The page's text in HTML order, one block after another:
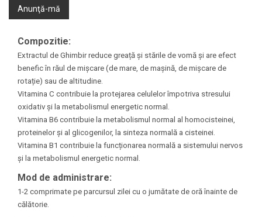
Anunţă-mă
Compozitie:
Extractul de Ghimbir reduce greață și stările de vomă și are efect
benefic în răul de mișcare (de mare, de mașină, de mișcare de
rotație) sau de altitudine.
Vitamina C contribuie la protejarea celulelor împotriva stresului
oxidativ și la metabolismul energetic normal.
Vitamina B6 contribuie la metabolismul normal al homocisteinei,
proteinelor și al glicogenilor, la sinteza normală a cisteinei.
Vitamina B1 contribuie la funcționarea normală a sistemului nervos
și la metabolismul energetic normal.
Mod de administrare:
1-2 comprimate pe parcursul zilei cu o jumătate de oră înainte de
călătorie.